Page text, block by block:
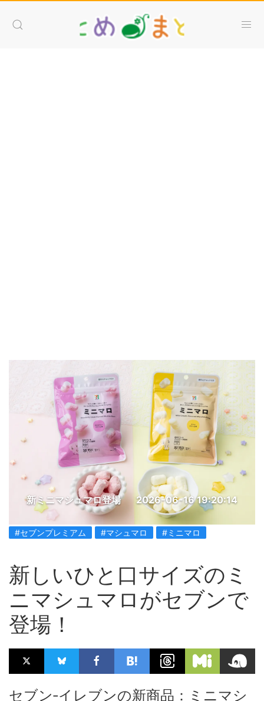
新ミニマシュマロ登場 2026-06-16 19:20:14
#セブンプレミアム #マシュマロ #ミニマロ
新しいひと口サイズのミ
ニマシュマロがセブンで
登場！
セブン‐イレブンの新商品：ミニマシ